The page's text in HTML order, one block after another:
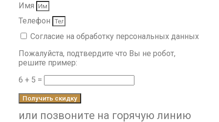
Имя
Телефон
Согласие на обработку персональных данных
Пожалуйста, подтвердите что Вы не робот,
решите пример:
6 + 5 =
Получить скидку
или позвоните на горячую линию